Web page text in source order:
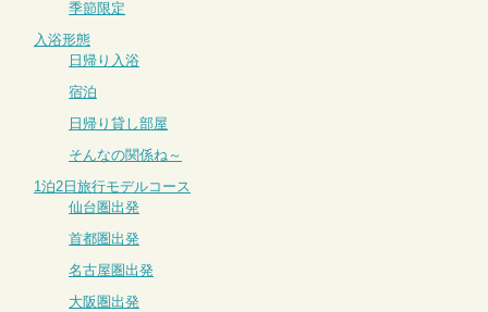
季節限定
入浴形態
日帰り入浴
宿泊
日帰り貸し部屋
そんなの関係ね～
1泊2日旅行モデルコース
仙台圏出発
首都圏出発
名古屋圏出発
大阪圏出発